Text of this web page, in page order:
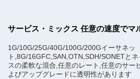
サービス・ミックス 任意の速度でマ
1G/10G/25G/40G/100G/200Gイーサネッ
ト,8G/16GFC,SAN,OTN,SDH/SONETと
スの柔軟な混合,任意のレート,任意のサー
よびアップグレードに透明性があります